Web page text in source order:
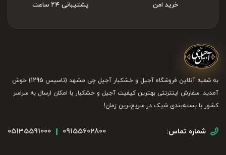
خرید امن پشتیبانی ۲۴ ساعت
به شعبه آنلاین فروشگاه آجیل و خشکبار آجیل چی مشهد (تاسیس 1295) خوش
آمدید. سفارش اینترنتی بهترین کیفیت آجیل و خشکبار با امکان ارسال به سراسر
کشور با بسته‌بندی شیک در سریع‌ترین زمان!
شماره تماس: 09155602800
05135591000